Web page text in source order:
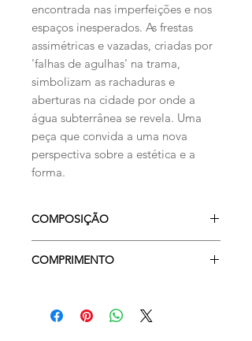
encontrada nas imperfeições e nos
espaços inesperados. As frestas
assimétricas e vazadas, criadas por
'falhas de agulhas' na trama,
simbolizam as rachaduras e
aberturas na cidade por onde a
água subterrânea se revela. Uma
peça que convida a uma nova
perspectiva sobre a estética e a
forma.
COMPOSIÇÃO
COMPRIMENTO
LARGURA: 31 CM P | 33 CM M | 35
CM G